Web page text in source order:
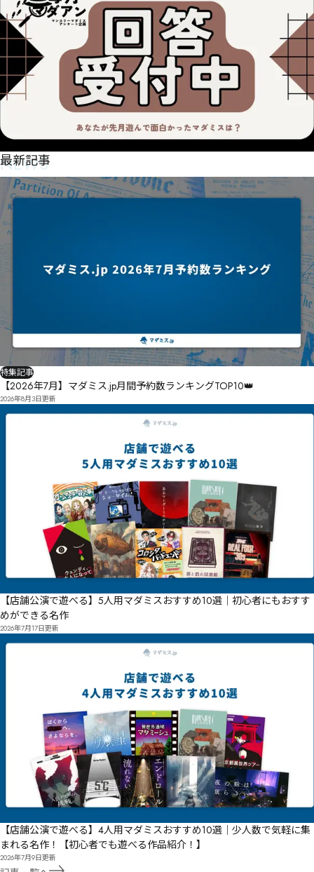
NEWS
最新記事
特集記事
【2026年7月】マダミス.jp月間予約数ランキングTOP10👑
2026年8月3日更新
【店舗公演で遊べる】5人用マダミスおすすめ10選｜初心者にもおすす
めができる名作
2026年7月17日更新
【店舗公演で遊べる】4人用マダミスおすすめ10選｜少人数で気軽に集
まれる名作！【初心者でも遊べる作品紹介！】
2026年7月9日更新